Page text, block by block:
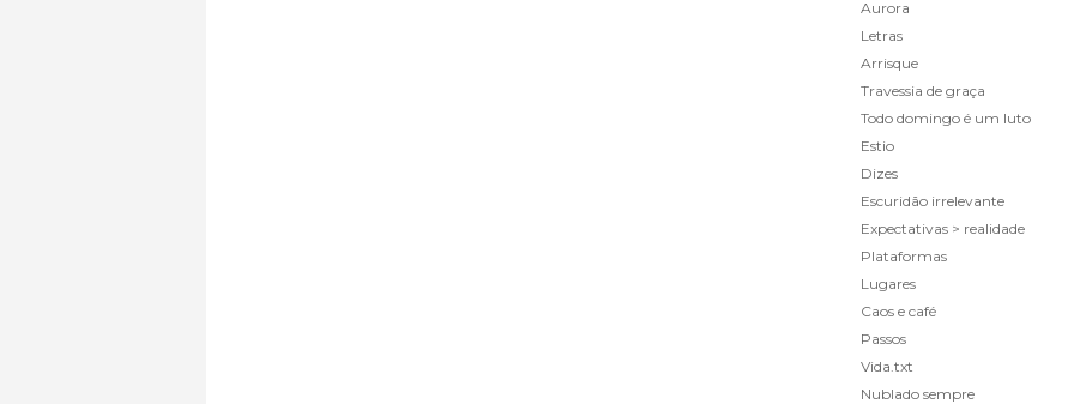
Aurora
Letras
Arrisque
Travessia de graça
Todo domingo é um luto
Estio
Dizes
Escuridão irrelevante
Expectativas > realidade
Plataformas
Lugares
Caos e café
Passos
Vida.txt
Nublado sempre